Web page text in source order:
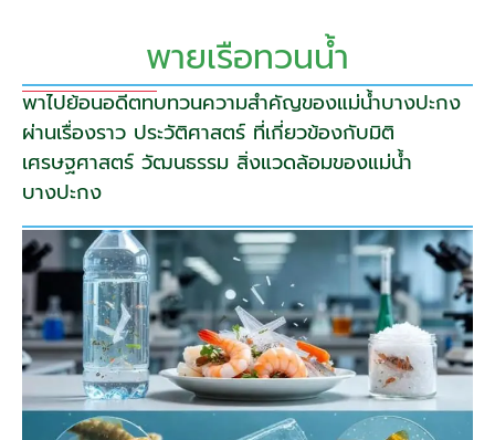
พายเรือทวนน้ำ
พาไปย้อนอดีตทบทวนความสำคัญของแม่น้ำบางปะกง
ผ่านเรื่องราว ประวัติศาสตร์ ที่เกี่ยวข้องกับมิติ
เศรษฐศาสตร์ วัฒนธรรม สิ่งแวดล้อมของแม่น้ำ
บางปะกง